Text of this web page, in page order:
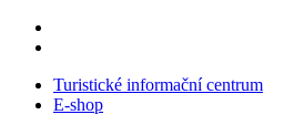
Turistické informační centrum
E-shop